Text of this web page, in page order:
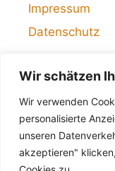
Wir schätzen
Wir verwenden
personalisierte
unseren
akzeptieren"
Impressum
Datenschutz